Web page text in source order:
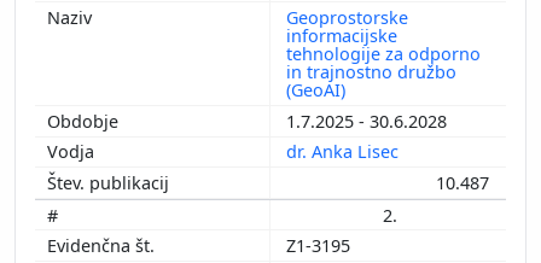
Geoprostorske
informacijske
tehnologije za odporno
in trajnostno družbo
(GeoAI)
1.7.2025 - 30.6.2028
dr. Anka Lisec
10.487
2.
Z1-3195